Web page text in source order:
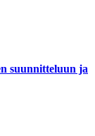
suunnitteluun ja